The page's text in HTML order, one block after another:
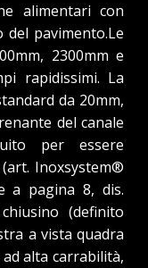
alimentari con
pavimento.Le
2300mm e
rapidissimi. La
da 20mm,
del canale
per essere
Inoxsystem®
a pagina 8, dis.
(definito
a vista quadra
alta carrabilità,